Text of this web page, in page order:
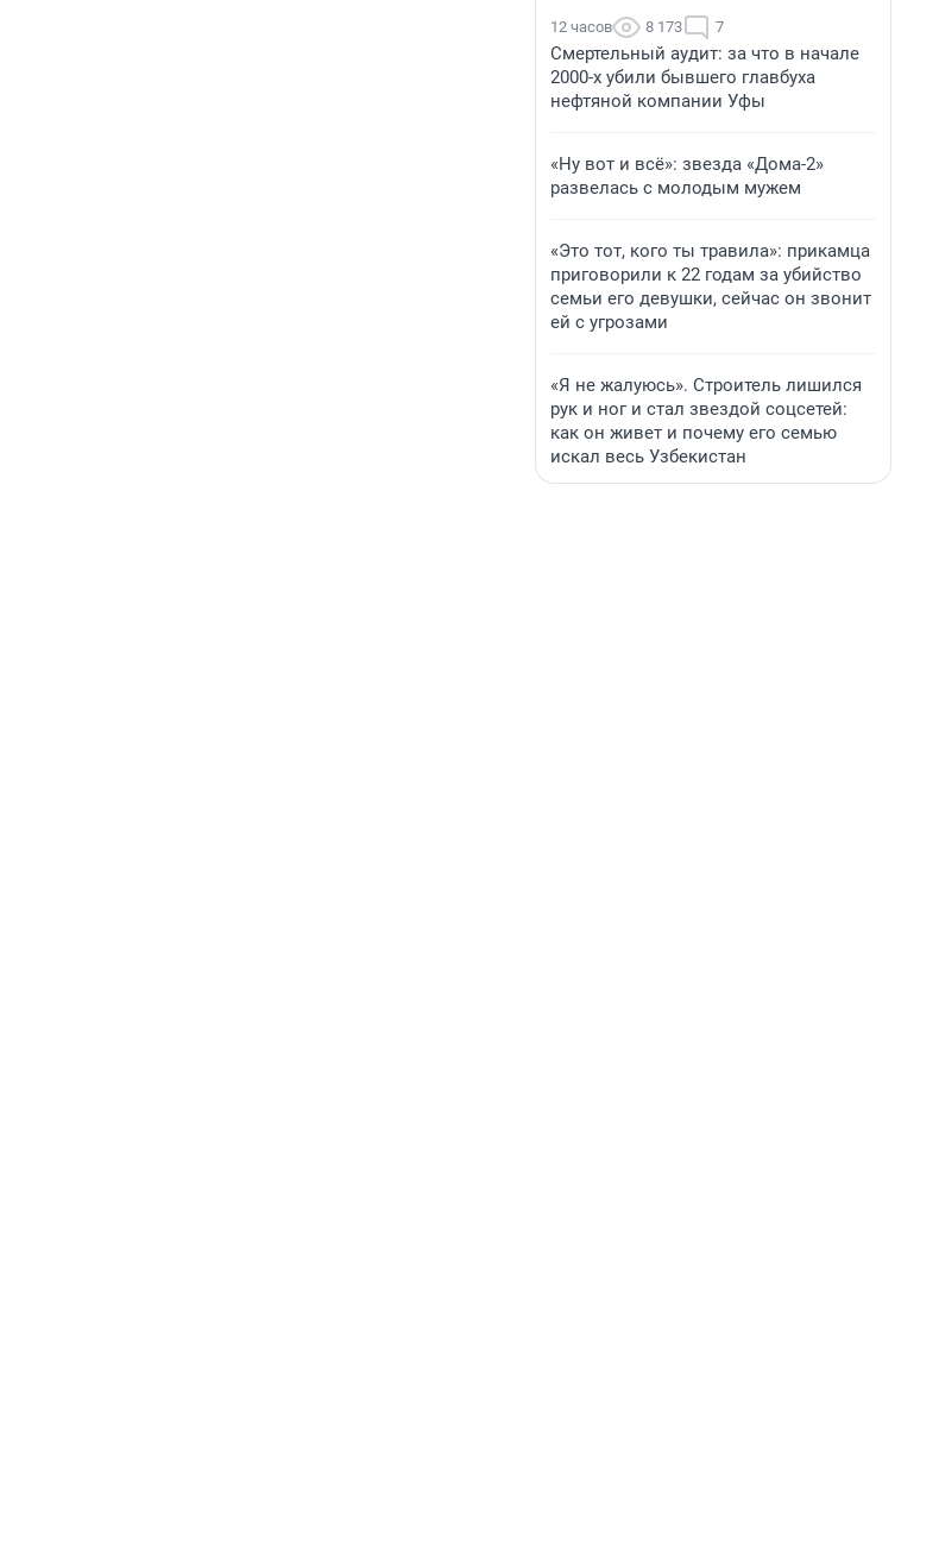
12 часов 8 173 7
Смертельный аудит: за что в начале
2000-х убили бывшего главбуха
нефтяной компании Уфы
«Ну вот и всё»: звезда «Дома-2»
развелась с молодым мужем
«Это тот, кого ты травила»: прикамца
приговорили к 22 годам за убийство
семьи его девушки, сейчас он звонит
ей с угрозами
«Я не жалуюсь». Строитель лишился
рук и ног и стал звездой соцсетей:
как он живет и почему его семью
искал весь Узбекистан